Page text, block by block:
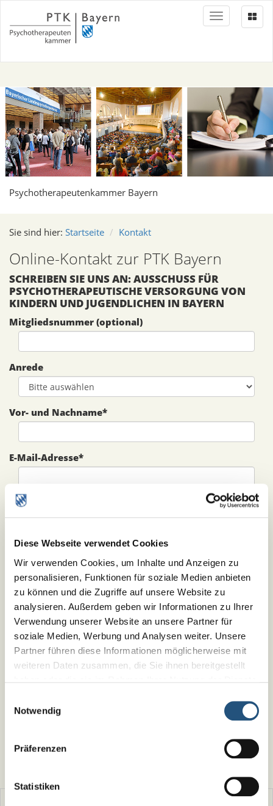
Diese Webseite verwendet Cookies
Wir verwenden Cookies, um Inhalte und Anzeigen zu
personalisieren, Funktionen für soziale Medien anbieten
zu können und die Zugriffe auf unsere Website zu
analysieren. Außerdem geben wir Informationen zu Ihrer
Verwendung unserer Website an unsere Partner für
soziale Medien, Werbung und Analysen weiter. Unsere
Partner führen diese Informationen möglicherweise mit
weiteren Daten zusammen, die Sie ihnen bereitgestellt
Notwendig
Präferenzen
Statistiken
Toggle
navigation
Psychotherapeutenkammer Bayern
Sie sind hier: Startseite Kontakt
Online-Kontakt zur PTK Bayern
SCHREIBEN SIE UNS AN: AUSSCHUSS FÜR
PSYCHOTHERAPEUTISCHE VERSORGUNG VON
KINDERN UND JUGENDLICHEN IN BAYERN
Mitgliedsnummer (optional)
Anrede
Vor- und Nachname*
E-Mail-Adresse*
Betreff
Ihre Nachricht*
max. Anzahl Zeichen:620
Datenschutz*
der Verarbeitung meiner Daten einverstanden.
Cookies, um das Formular versenden zu können.
Dateigröße